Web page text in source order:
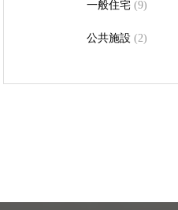
一般住宅 (9)
公共施設 (2)